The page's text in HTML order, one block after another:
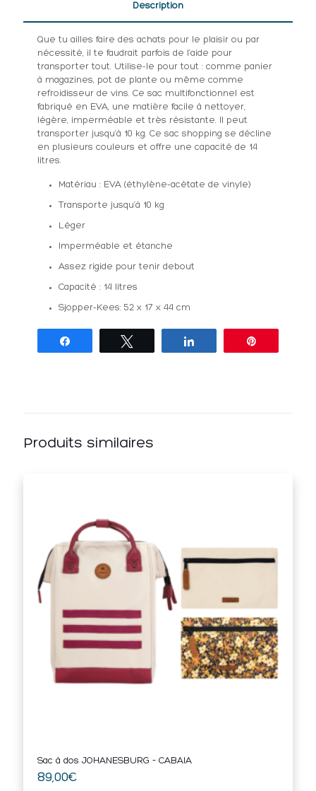
Description
Que tu ailles faire des achats pour le plaisir ou par
nécessité, il te faudrait parfois de l’aide pour
transporter tout. Utilise-le pour tout : comme panier
à magazines, pot de plante ou même comme
refroidisseur de vins. Ce sac multifonctionnel est
fabriqué en EVA, une matière facile à nettoyer,
légère, imperméable et très résistante. Il peut
transporter jusqu’à 10 kg. Ce sac shopping se décline
en plusieurs couleurs et offre une capacité de 14
litres.
Matériau : EVA (éthylène-acétate de vinyle)
Transporte jusqu’à 10 kg
Léger
Imperméable et étanche
Assez rigide pour tenir debout
Capacité : 14 litres
Sjopper-Kees: 52 x 17 x 44 cm
Produits similaires
Sac à dos JOHANESBURG – CABAIA
89,00€